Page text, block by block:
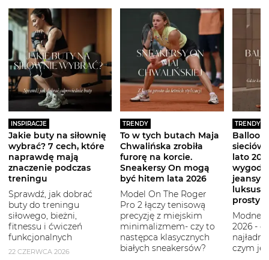
INSPIRACJE
Jakie buty na siłownię
wybrać? 7 cech, które
naprawdę mają
znaczenie podczas
treningu
Sprawdź, jak dobrać
buty do treningu
siłowego, bieżni,
fitnessu i ćwiczeń
funkcjonalnych
22 CZERWCA 2026
TRENDY
To w tych butach Maja
Chwalińska zrobiła
furorę na korcie.
Sneakersy On mogą
być hitem lata 2026
Model On The Roger
Pro 2 łączy tenisową
precyzję z miejskim
minimalizmem- czy to
następca klasycznych
białych sneakersów?
TRENDY
Balloon
lato
jeansy i
Modne
2026 -
czym je